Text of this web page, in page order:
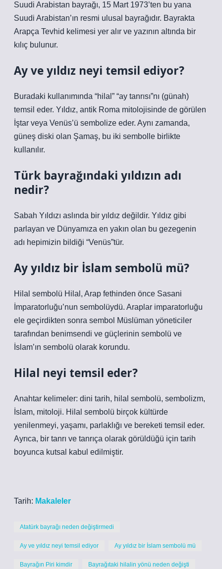
Suudi Arabistan bayrağı, 15 Mart 1973’ten bu yana
Suudi Arabistan’ın resmi ulusal bayrağıdır. Bayrakta
Arapça Tevhid kelimesi yer alır ve yazının altında bir
kılıç bulunur.
Ay ve yıldız neyi temsil ediyor?
Buradaki kullanımında “hilal” “ay tanrısı”nı (günah)
temsil eder. Yıldız, antik Roma mitolojisinde de görülen
İştar veya Venüs’ü sembolize eder. Aynı zamanda,
güneş diski olan Şamaş, bu iki sembolle birlikte
kullanılır.
Türk bayrağındaki yıldızın adı
nedir?
Sabah Yıldızı aslında bir yıldız değildir. Yıldız gibi
parlayan ve Dünyamıza en yakın olan bu gezegenin
adı hepimizin bildiği “Venüs”tür.
Ay yıldız bir İslam sembolü mü?
Hilal sembolü Hilal, Arap fethinden önce Sasani
İmparatorluğu’nun sembolüydü. Araplar imparatorluğu
ele geçirdikten sonra sembol Müslüman yöneticiler
tarafından benimsendi ve güçlerinin sembolü ve
İslam’ın sembolü olarak korundu.
Hilal neyi temsil eder?
Anahtar kelimeler: dini tarih, hilal sembolü, sembolizm,
İslam, mitoloji. Hilal sembolü birçok kültürde
yenilenmeyi, yaşamı, parlaklığı ve bereketi temsil eder.
Ayrıca, bir tanrı ve tanrıça olarak görüldüğü için tarih
boyunca kutsal kabul edilmiştir.
Tarih: Makaleler
Atatürk bayrağı neden değiştirmedi
Ay ve yıldız neyi temsil ediyor Ay yıldız bir İslam sembolü mü
Bayrağın Piri kimdir Bayrağıtaki hilalin yönü neden değişti